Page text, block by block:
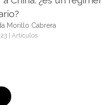
Morillo Cabrera
| Artículos